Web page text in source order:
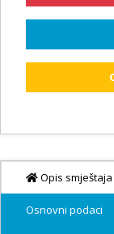
Opis smještaja
Osnovni podaci